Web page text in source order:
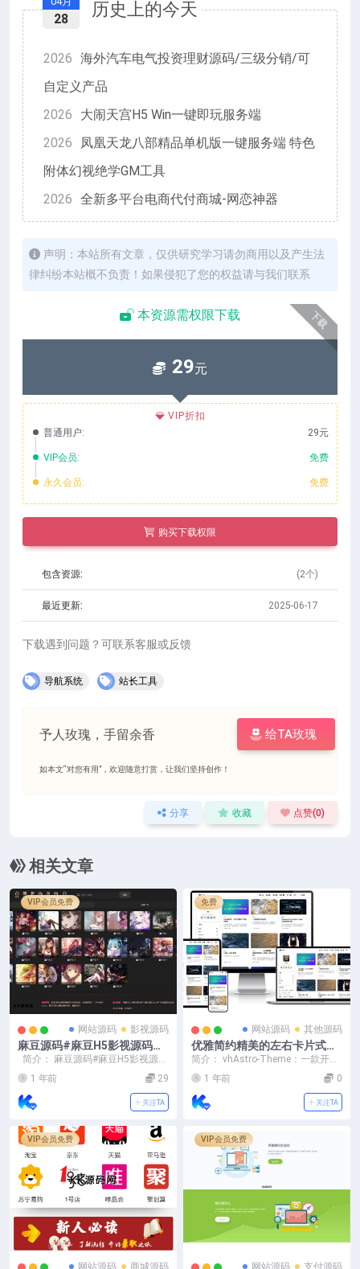
历史上的今天
28
2026 海外汽车电气投资理财源码/三级分销/可
自定义产品
2026
大闹天宫H5 Win一键即玩服务端
2026
凤凰天龙八部精品单机版一键服务端 特色
附体幻视绝学GM工具
2026 全新多平台电商代付商城-网恋神器
声明：本站所有文章，仅供研究学习请勿商用以及产生法
律纠纷本站概不负责！如果侵犯了您的权益请与我们联系
下载
本资源需权限下载
29元
VIP折扣
普通用户:
29元
VIP会员: 免费
永久会员: 免费
购买下载权限
包含资源: (2个)
最近更新: 2025-06-17
下载遇到问题？可联系客服或反馈
导航系统 站长工具
予人玫瑰，手留余香 给TA玫瑰
如本文“对您有用”，欢迎随意打赏，让我们坚持创作！
分享 收藏 点赞(0)
相关文章
VIP会员免费
网站源码 影视源码
麻豆源码#麻豆H5影视源码主
题模版下载 苹果CMS V10版
简介： 麻豆源码#麻豆H5影视源码
主题模版下载 苹果CMS V10...
1 年前 29
关注TA
免费
网站源码 其他源码
优雅简约精美的左右卡片式博
客源码开源
简介： vhAstro-Theme：一款开源
的基于 Astro 构建的优雅的响应...
1 年前 0
关注TA
VIP会员免费
网站源码 商城源码
VIP会员免费
网站源码 支付源码